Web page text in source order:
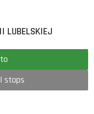
LUBELSKIEJ
Valid from to
stops